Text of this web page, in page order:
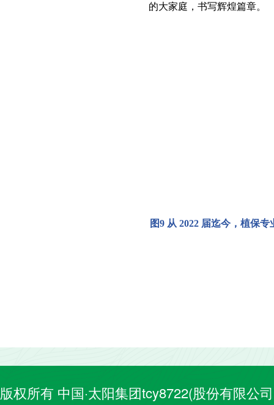
的大家庭，书写辉煌篇章。
图9 从 2022 届迄今，植保
版权所有 中国·太阳集团tcy8722(股份有限公